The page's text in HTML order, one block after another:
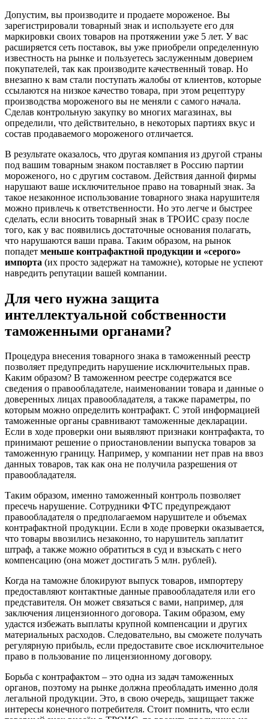
Допустим, вы производите и продаете мороженое. Вы
зарегистрировали товарный знак и используете его для
маркировки своих товаров на протяжении уже 5 лет. У вас
расширяется сеть поставок, вы уже приобрели определенную
известность на рынке и пользуетесь заслуженным доверием
покупателей, так как производите качественный товар. Но
внезапно к вам стали поступать жалобы от клиентов, которые
ссылаются на низкое качество товара, при этом рецептуру
производства мороженого вы не меняли с самого начала.
Сделав контрольную закупку во многих магазинах, вы
определили, что действительно, в некоторых партиях вкус и
состав продаваемого мороженого отличается.
В результате оказалось, что другая компания из другой страны
под вашим товарным знаком поставляет в Россию партии
мороженого, но с другим составом. Действия данной фирмы
нарушают ваше исключительное право на товарный знак. За
такое незаконное использование товарного знака нарушителя
можно привлечь к ответственности. Но это легче и быстрее
сделать, если вносить товарный знак в ТРОИС сразу после
того, как у вас появились достаточные основания полагать,
что нарушаются ваши права. Таким образом, на рынок
попадет меньше контрафактной продукции и «серого»
импорта (их просто задержат на таможне), которые не успеют
навредить репутации вашей компании.
Для чего нужна защита
интеллектуальной собственности
таможенными органами?
Процедура внесения товарного знака в таможенный реестр
позволяет предупредить нарушение исключительных прав.
Каким образом? В таможенном реестре содержатся все
сведения о правообладателе, наименовании товара и данные о
доверенных лицах правообладателя, а также параметры, по
которым можно определить контрафакт. С этой информацией
таможенные органы сравнивают таможенные декларации.
Если в ходе проверки они выявляют признаки контрафакта, то
принимают решение о приостановлении выпуска товаров за
таможенную границу. Например, у компании нет прав на ввоз
данных товаров, так как она не получила разрешения от
правообладателя.
Таким образом, именно таможенный контроль позволяет
пресечь нарушение. Сотрудники ФТС предупреждают
правообладателя о предполагаемом нарушителе и объемах
контрафактной продукции. Если в ходе проверки оказывается,
что товары ввозились незаконно, то нарушитель заплатит
штраф, а также можно обратиться в суд и взыскать с него
компенсацию (она может достигать 5 млн. рублей).
Когда на таможне блокируют выпуск товаров, импортеру
предоставляют контактные данные правообладателя или его
представителя. Он может связаться с вами, например, для
заключения лицензионного договора. Таким образом, ему
удастся избежать выплаты крупной компенсации и других
материальных расходов. Следовательно, вы сможете получать
регулярную прибыль, если предоставите свое исключительное
право в пользование по лицензионному договору.
Борьба с контрафактом – это одна из задач таможенных
органов, поэтому на рынке должна преобладать именно доля
легальной продукции. Это, в свою очередь, защищает также
интересы конечного потребителя. Стоит помнить, что если